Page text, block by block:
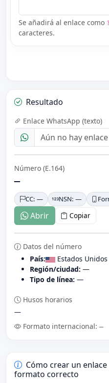
Se añadirá al enlace como
caracteres.
Resultado
Enlace WhatsApp (texto)
Número (E.164)
—
CC: — NSN: —
Abrir Copiar
Datos del número
País:
Estados
Región/ciudad: —
Tipo de línea: —
Husos horarios
—
Formato internacional: —
Cómo crear un
formato correcto